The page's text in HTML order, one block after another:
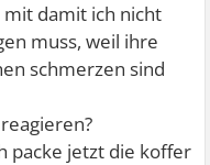
damit ich nicht
muss, weil ihre
schmerzen sind
packe jetzt die koffer